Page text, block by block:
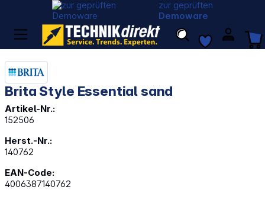
zur geprüften
Demoware
Brita Style Essential sand
Artikel-Nr.:
152506
Herst.-Nr.:
140762
EAN-Code:
4006387140762